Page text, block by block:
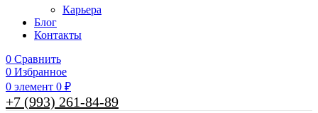
Карьера
Блог
Контакты
0 Сравнить
0 Избранное
0 элемент 0 ₽
+7 (993) 261-84-89